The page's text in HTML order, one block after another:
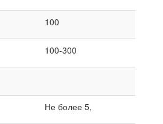
100
100-300
Не более 5,